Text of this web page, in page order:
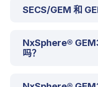
SECS/GEM 和
NxSphere®
吗？